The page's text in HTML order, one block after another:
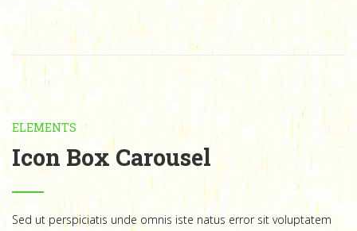
ELEMENTS
Icon Box Carousel
Sed ut perspiciatis unde omnis iste natus error sit voluptatem